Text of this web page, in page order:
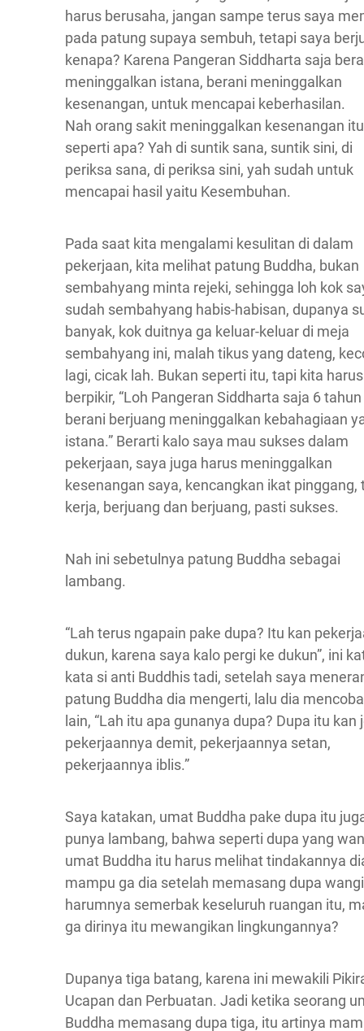
harus berusaha, jangan sampe terus saya
pada patung supaya sembuh, tetapi saya
kenapa? Karena Pangeran Siddharta saja
meninggalkan istana, berani meninggalkan
kesenangan, untuk mencapai keberhasilan.
Nah orang sakit meninggalkan kesenangan itu
seperti apa? Yah di suntik sana, suntik sini, di
periksa sana, di periksa sini, yah sudah untuk
mencapai hasil yaitu Kesembuhan.
Pada saat kita mengalami kesulitan di dalam
pekerjaan, kita melihat patung Buddha, bukan
sembahyang minta rejeki, sehingga loh kok
sudah sembahyang habis-habisan, dupanya
banyak, kok duitnya ga keluar-keluar di meja
sembahyang ini, malah tikus yang dateng,
lagi, cicak lah. Bukan seperti itu, tapi kita harus
berpikir, “Loh Pangeran Siddharta saja 6 tahun
berani berjuang meninggalkan kebahagiaan
istana.” Berarti kalo saya mau sukses dalam
pekerjaan, saya juga harus meninggalkan
kesenangan saya, kencangkan ikat pinggang,
kerja, berjuang dan berjuang, pasti sukses.
Nah ini sebetulnya patung Buddha sebagai
lambang.
“Lah terus ngapain pake dupa? Itu kan
dukun, karena saya kalo pergi ke dukun”, ini
kata si anti Buddhis tadi, setelah saya
patung Buddha dia mengerti, lalu dia
lain, “Lah itu apa gunanya dupa? Dupa itu kan
pekerjaannya demit, pekerjaannya setan,
pekerjaannya iblis.”
Saya katakan, umat Buddha pake dupa itu
punya lambang, bahwa seperti dupa yang
umat Buddha itu harus melihat tindakannya
mampu ga dia setelah memasang dupa
harumnya semerbak keseluruh ruangan itu,
ga dirinya itu mewangikan lingkungannya?
Dupanya tiga batang, karena ini mewakili
Ucapan dan Perbuatan. Jadi ketika seorang
Buddha memasang dupa tiga, itu artinya